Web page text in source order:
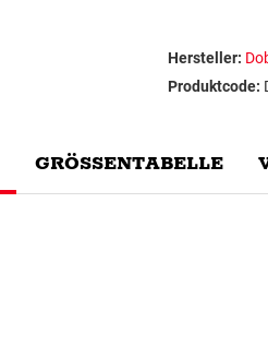
Hersteller:
Produktcode:
GRÖSSENTABELLE